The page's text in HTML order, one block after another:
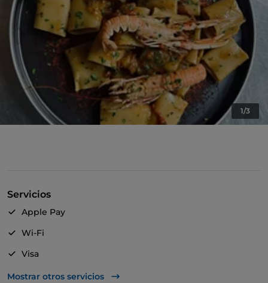
1/3
Servicios
Apple Pay
Wi-Fi
Visa
Mesas de exterior
Mostrar otros servicios